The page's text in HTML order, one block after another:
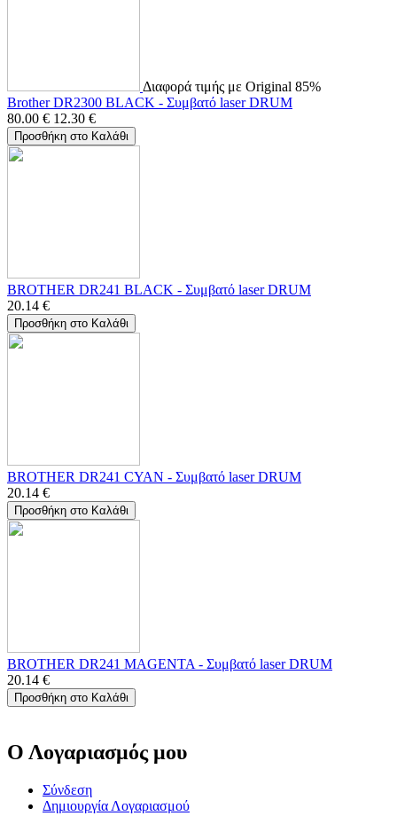
Διαφορά τιμής με Original 85%
Brother DR2300 BLACK - Συμβατό laser DRUM
80.00 € 12.30 €
Προσθήκη στο Καλάθι
BROTHER DR241 BLACK - Συμβατό laser DRUM
20.14 €
Προσθήκη στο Καλάθι
BROTHER DR241 CYAN - Συμβατό laser DRUM
20.14 €
Προσθήκη στο Καλάθι
BROTHER DR241 MAGENTA - Συμβατό laser DRUM
20.14 €
Προσθήκη στο Καλάθι
Ο Λογαριασμός μου
Σύνδεση
Δημιουργία Λογαριασμού